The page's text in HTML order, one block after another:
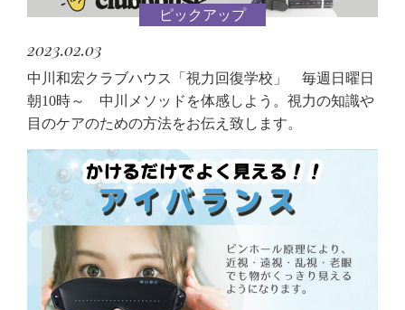
ピックアップ
2023.02.03
中川和宏クラブハウス「視力回復学校」 毎週日曜日
朝10時～ 中川メソッドを体感しよう。視力の知識や
目のケアのための方法をお伝え致します。